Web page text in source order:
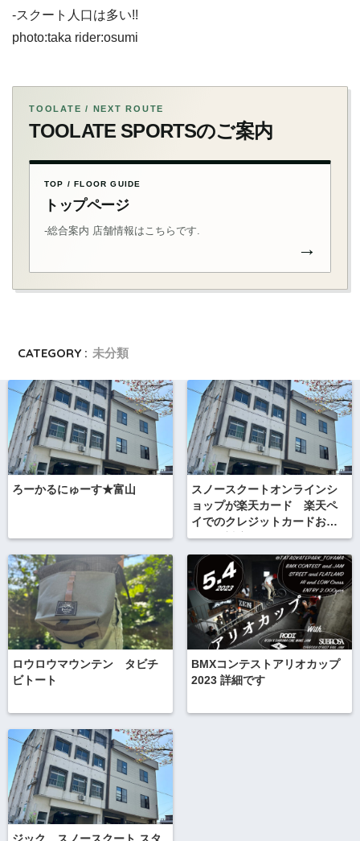
-スクート人口は多い!!
photo:taka rider:osumi
TOOLATE / NEXT ROUTE
TOOLATE SPORTSのご案内
TOP / FLOOR GUIDE
トップページ
-総合案内 店舗情報はこちらです.
→
CATEGORY : 未分類
ろーかるにゅーす★富山
スノースクートオンラインシ
ョップが楽天カード 楽天ペ
イでのクレジットカードお支
払いに対応開始！ ポイント
もたまってお買い物も簡単で
すよ
ロウロウマウンテン タビチ
ビトート
BMXコンテストアリオカップ
2023 詳細です